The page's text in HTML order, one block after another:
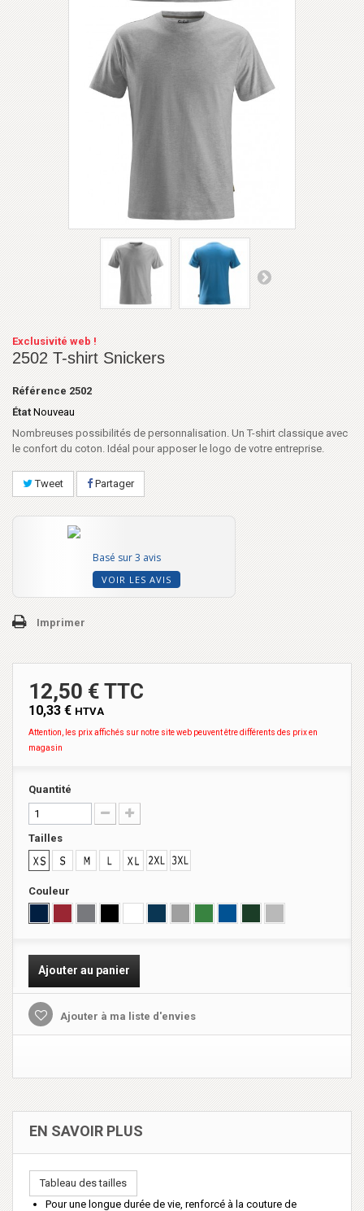
Exclusivité web !
2502 T-shirt Snickers
Référence 2502
État Nouveau
Nombreuses possibilités de personnalisation. Un T-shirt classique avec
le confort du coton. Idéal pour apposer le logo de votre entreprise.
Tweet Partager
Basé sur 3 avis
VOIR LES AVIS
Imprimer
12,50 € TTC
10,33 € HTVA
Attention, les prix affichés sur notre site web peuvent être différents des prix en
magasin
Quantité
Tailles
Couleur
Ajouter au panier
Ajouter à ma liste d'envies
EN SAVOIR PLUS
Tableau des tailles
Pour une longue durée de vie, renforcé à la couture de